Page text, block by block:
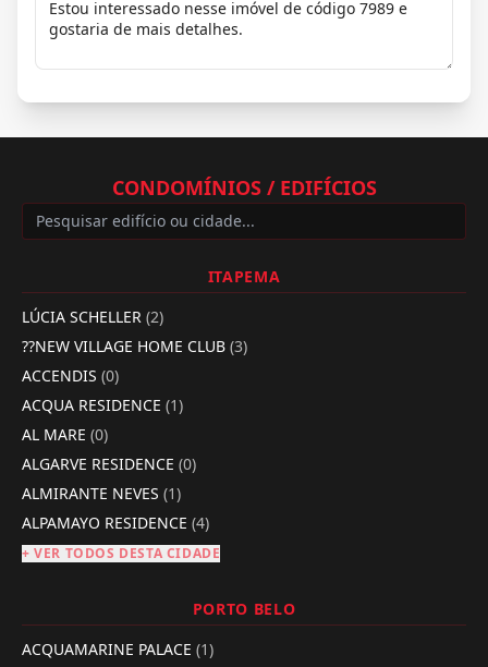
CONDOMÍNIOS / EDIFÍCIOS
ITAPEMA
LÚCIA SCHELLER (2)
??NEW VILLAGE HOME CLUB (3)
ACCENDIS (0)
ACQUA RESIDENCE (1)
AL MARE (0)
ALGARVE RESIDENCE (0)
ALMIRANTE NEVES (1)
ALPAMAYO RESIDENCE (4)
+ VER TODOS DESTA CIDADE
PORTO BELO
ACQUAMARINE PALACE (1)